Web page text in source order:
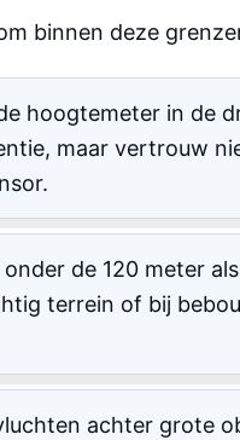
binnen deze
hoogtemeter in de
maar vertrouw
de 120 meter
terrein of bij
achter grote